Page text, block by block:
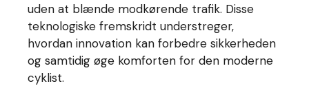
uden at blænde modkørende trafik. Disse
teknologiske fremskridt understreger,
hvordan innovation kan forbedre sikkerheden
og samtidig øge komforten for den moderne
cyklist.